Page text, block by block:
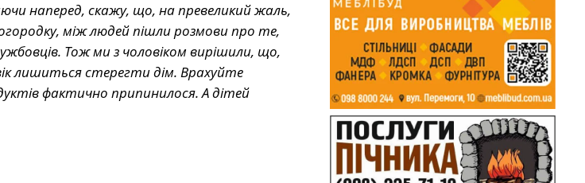
наперед, скажу, що, на превеликий жаль,
між людей пішли розмови про те,
Тож ми з чоловіком вирішили, що,
лишиться стерегти дім. Врахуйте
фактично припинилося. А дітей